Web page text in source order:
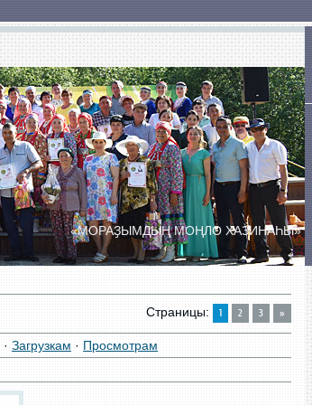
«МОРАҘЫМДЫҢ МОҢЛО ХАЗИНАҺЫ»
«БӘЙЕМБӘТ УЙЫНДАРЫ»
ПРАЗДНИК ДУХОВОЙ МУЗЫКИ
Страницы: 1 2 3 »
· Загрузкам · Просмотрам